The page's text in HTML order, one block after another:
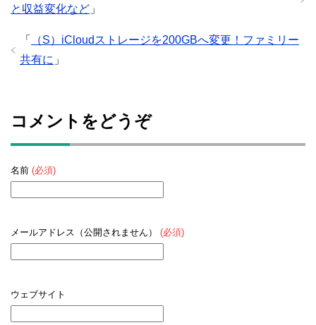
と収益変化など 」
「
（S）iCloudストレージを200GBへ変更！ファミリー
共有に 」
コメントをどうぞ
名前 (必須)
メールアドレス（公開されません） (必須)
ウェブサイト